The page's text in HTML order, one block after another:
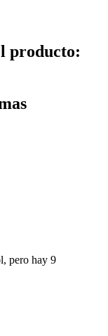
producto:
pero hay 9